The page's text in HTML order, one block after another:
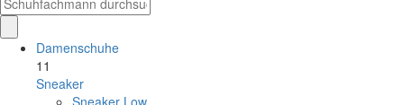
Damenschuhe
11
Sneaker